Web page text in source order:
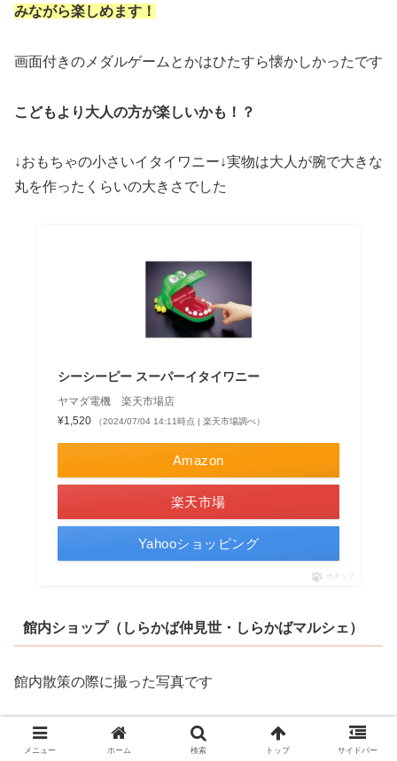
みながら楽しめます！
画面付きのメダルゲームとかはひたすら懐かしかったです
こどもより大人の方が楽しいかも！？
↓おもちゃの小さいイタイワニー↓実物は大人が腕で大きな
丸を作ったくらいの大きさでした
シーシーピー スーパーイタイワニー
ヤマダ電機 楽天市場店
¥1,520
（2024/07/04 14:11時点 | 楽天市場調べ）
Amazon
楽天市場
Yahooショッピング
ポチップ
館内ショップ（しらかば仲見世・しらかばマルシェ）
館内散策の際に撮った写真です
メニュー ホーム 検索 トップ サイドバー